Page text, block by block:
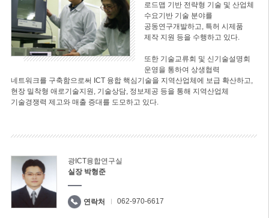
로드맵 기반 전략형 기술 및 산업체
수요기반 기술 분야를
공동연구개발하고, 특허 시제품
제작 지원 등을 수행하고 있다.
또한 기술교류회 및 신기술설명회
운영을 통하여 상생협력
네트워크를 구축함으로써 ICT 융합 핵심기술을 지역산업체에 보급 확산하고,
현장 밀착형 애로기술지원, 기술상담, 정보제공 등을 통해 지역산업체
기술경쟁력 제고와 매출 증대를 도모하고 있다.
광ICT융합연구실
실장 박형준
연락처 062-970-6617